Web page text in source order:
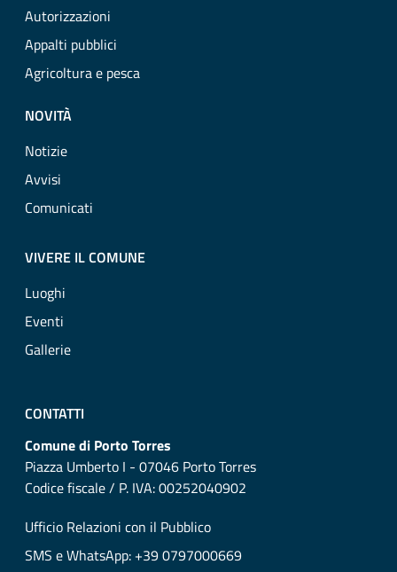
Autorizzazioni
Appalti pubblici
Agricoltura e pesca
NOVITÀ
Notizie
Avvisi
Comunicati
VIVERE IL COMUNE
Luoghi
Eventi
Gallerie
CONTATTI
Comune di Porto Torres
Piazza Umberto I - 07046 Porto Torres
Codice fiscale / P. IVA: 00252040902
Ufficio Relazioni con il Pubblico
SMS e WhatsApp: +39 0797000669